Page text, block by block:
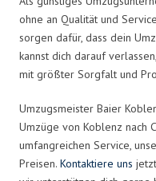
ohne an Qualität und
sorgen dafür, dass dein
kannst dich darauf
mit größter Sorgfalt und
Umzugsmeister Baier
Umzüge von Koblenz nach
umfangreichen Service,
Preisen. Kontaktiere uns